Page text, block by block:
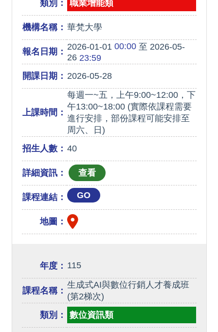
類別：
職業增能類
機構名稱： 華梵大學
報名日期： 2026-01-01 00:00至 2026-05-
2623:59
開課日期： 2026-05-28
上課時間：
每週一~五，上午9:00~12:00，下
午13:00~18:00 (實際依課程需要
進行安排，部份課程可能安排至
周六、日)
招生人數： 40
詳細資訊：
課程連結： GO
地圖：
年度： 115
課程名稱：
生成式AI與數位行銷人才養成班
(第2梯次)
類別：
數位資訊類